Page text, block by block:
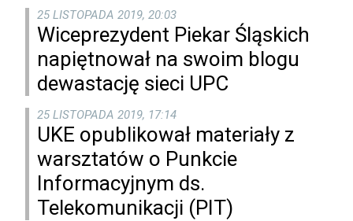
25 LISTOPADA 2019, 20:03
Wiceprezydent Piekar Śląskich
napiętnował na swoim blogu
dewastację sieci UPC
25 LISTOPADA 2019, 17:14
UKE opublikował materiały z
warsztatów o Punkcie
Informacyjnym ds.
Telekomunikacji (PIT)